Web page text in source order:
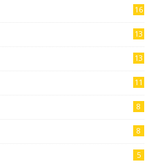
16
13
13
11
8
8
5